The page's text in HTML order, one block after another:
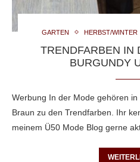
GARTEN HERBST/WINTER
TRENDFARBEN IN
BURGUNDY
Werbung In der Mode gehören
Braun zu den Trendfarben. Ihr
meinem Ü50 Mode Blog gerne